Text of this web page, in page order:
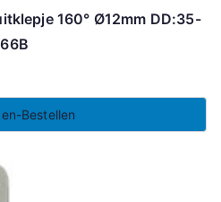
160° Ø12mm DD:35-
Bestellen